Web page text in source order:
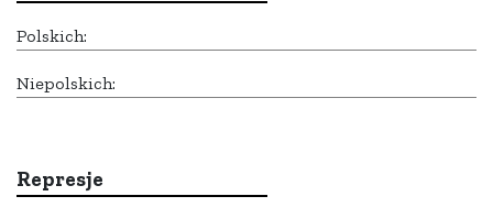
Polskich:
Niepolskich:
Represje